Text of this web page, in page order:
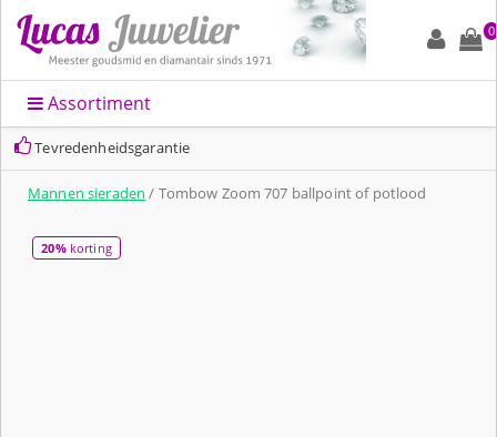
0
Assortiment
Tevredenheidsgarantie
Mannen sieraden / Tombow Zoom 707 ballpoint of potlood
20%korting